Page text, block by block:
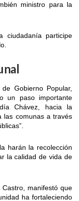
ministro para la
ciudadanía participe
Gobierno Popular,
un paso importante
Chávez, hacia la
las comunas a través
harán la recolección
la calidad de vida de
manifestó que
ha fortaleciendo